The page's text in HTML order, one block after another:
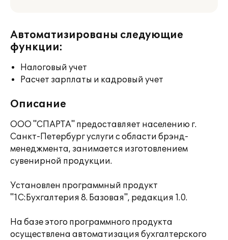
Автоматизированы следующие
функции:
Налоговый учет
Расчет зарплаты и кадровый учет
Описание
ООО "СПАРТА" предоставляет населению г.
Санкт-Петербург услуги с области брэнд-
менеджмента, занимается изготовлением
сувенирной продукции.
Установлен программный продукт
"1С:Бухгалтерия 8. Базовая", редакция 1.0.
На базе этого программного продукта
осуществлена автоматизация бухгалтерского